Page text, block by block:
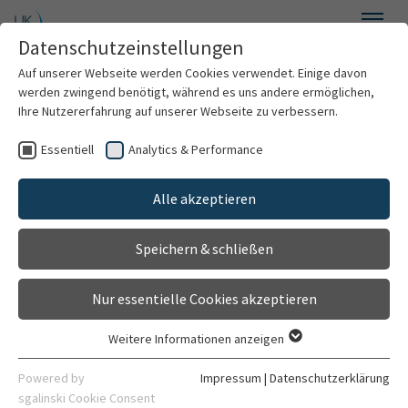
Zum Hauptinhalt springen
Willkommen
Über uns
Für Patienten
Für Ärzte
Neurologie und Poliklinik
Datenschutzeinstellungen
Auf unserer Webseite werden Cookies verwendet. Einige davon
werden zwingend benötigt, während es uns andere ermöglichen,
Ihre Nutzererfahrung auf unserer Webseite zu verbessern.
Essentiell Analytics & Performance
Alle akzeptieren
Speichern & schließen
Nur essentielle Cookies akzeptieren
Essentielle Cookies werden für grundlegende Funktionen der
Webseite benötigt. Dadurch ist gewährleistet, dass die
Weitere Informationen anzeigen
Powered by
sgalinski Cookie Consent
Impressum | Datenschutzerklärung